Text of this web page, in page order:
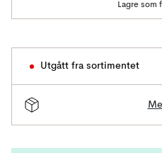
Lagre som
Utgått fra sortimentet